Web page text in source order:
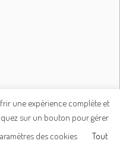
légales
une expérience complète et
sur un bouton pour gérer
des cookies
Tout